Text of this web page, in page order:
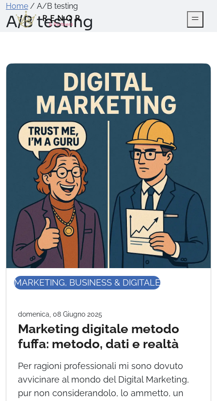
Home / A/B testing
A/B testing
MARKETING, BUSINESS & DIGITALE
domenica, 08 Giugno 2025
Marketing digitale metodo
fuffa: metodo, dati e realtà
Per ragioni professionali mi sono dovuto
avvicinare al mondo del Digital Marketing,
pur non considerandolo, lo ammetto, un